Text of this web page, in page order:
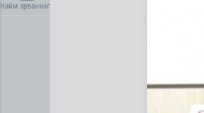
Найм арваннэг